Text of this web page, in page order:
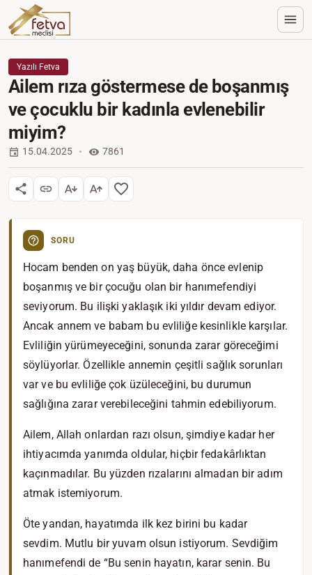
Yazılı Fetva
Ailem rıza göstermese de boşanmış
ve çocuklu bir kadınla evlenebilir
miyim?
15.04.2025 7861
SORU
Hocam benden on yaş büyük, daha önce evlenip
boşanmış ve bir çocuğu olan bir hanımefendiyi
seviyorum. Bu ilişki yaklaşık iki yıldır devam ediyor.
Ancak annem ve babam bu evliliğe kesinlikle karşılar.
Evliliğin yürümeyeceğini, sonunda zarar göreceğimi
söylüyorlar. Özellikle annemin çeşitli sağlık sorunları
var ve bu evliliğe çok üzüleceğini, bu durumun
sağlığına zarar verebileceğini tahmin edebiliyorum.
Ailem, Allah onlardan razı olsun, şimdiye kadar her
ihtiyacımda yanımda oldular, hiçbir fedakârlıktan
kaçınmadılar. Bu yüzden rızalarını almadan bir adım
atmak istemiyorum.
Öte yandan, hayatımda ilk kez birini bu kadar
sevdim. Mutlu bir yuvam olsun istiyorum. Sevdiğim
hanımefendi de “Bu senin hayatın, karar senin. Bu